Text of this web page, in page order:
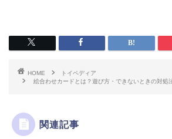
HOME
トイペディア
絵合わせカードとは？遊び方・できないときの対処
関連記事